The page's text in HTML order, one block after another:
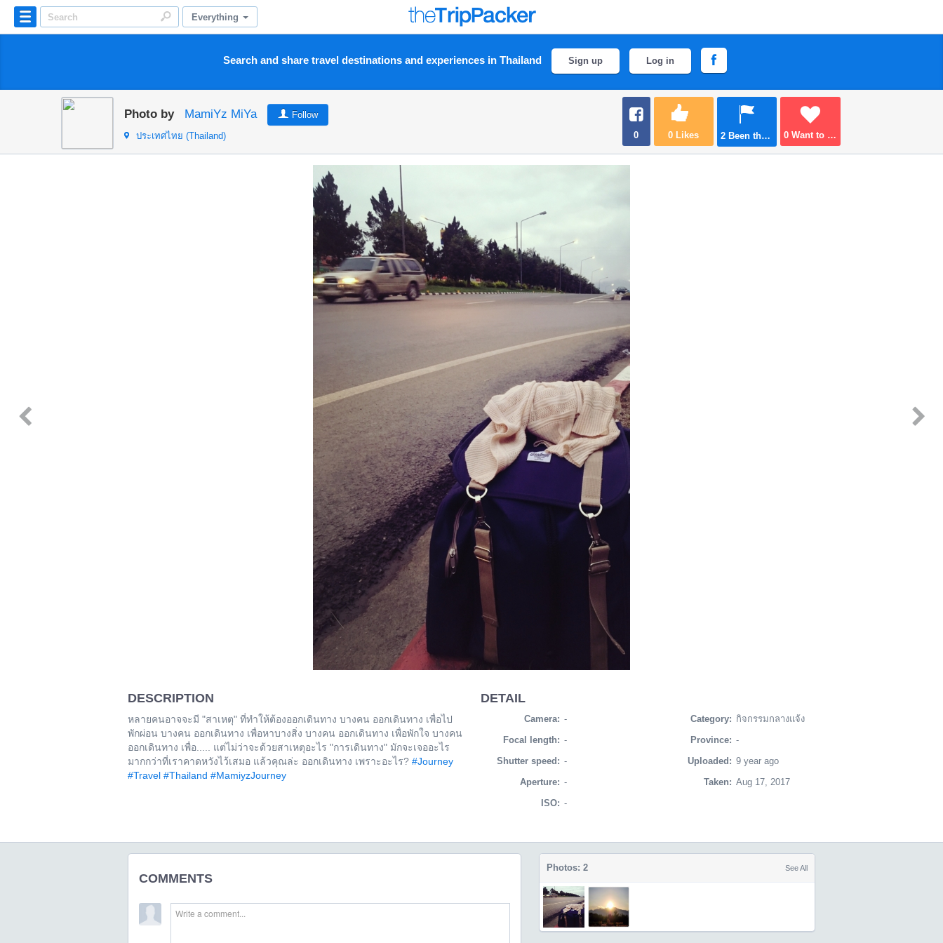
Everything
Search and share travel destinations and experiences in Thailand Sign up Log in
Photo by MamiYz MiYa
Follow
ประเทศไทย (Thailand)
0 0 Likes 2Been there 0 Want to go
DESCRIPTION
หลายคนอาจจะมี "สาเหตุ" ที่ทำให้ต้องออกเดินทาง บางคน ออกเดินทาง เพื่อไป
พักผ่อน บางคน ออกเดินทาง เพื่อหาบางสิ่ง บางคน ออกเดินทาง เพื่อพักใจ บางคน
ออกเดินทาง เพื่อ..... แต่ไม่ว่าจะด้วยสาเหตุอะไร "การเดินทาง" มักจะเจออะไร
มากกว่าที่เราคาดหวังไว้เสมอ แล้วคุณล่ะ ออกเดินทาง เพราะอะไร? #Journey
#Travel #Thailand #MamiyzJourney
DETAIL
Camera: -
Focal length: -
Shutter speed: -
Aperture: -
ISO: -
Category: กิจกรรมกลางแจ้ง
Province: -
Uploaded: 9 year ago
Taken: Aug 17, 2017
COMMENTS
Photos: 2 See All